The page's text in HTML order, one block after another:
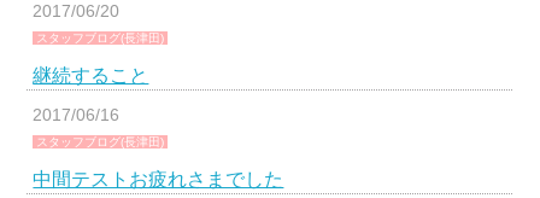
2017/06/20
スタッフブログ(長津田)
継続すること
2017/06/16
スタッフブログ(長津田)
中間テストお疲れさまでした